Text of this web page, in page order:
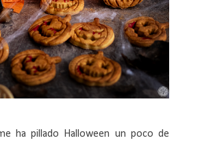
ha pillado Halloween un poco de